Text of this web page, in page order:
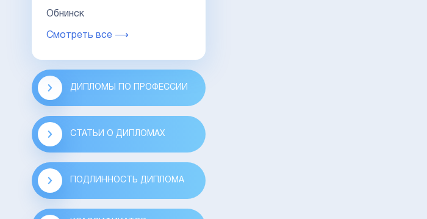
Обнинск
Смотреть все ⟶
ДИПЛОМЫ ПО ПРОФЕССИИ
СТАТЬИ О ДИПЛОМАХ
ПОДЛИННОСТЬ ДИПЛОМА